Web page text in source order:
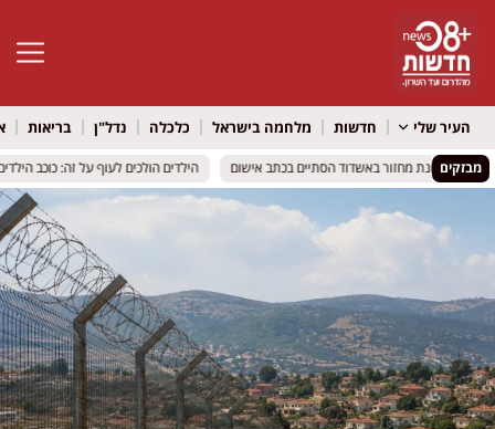
פתח
העיר שלי חדשות מלחמה בישראל כלכלה נדל"ן בריאות
מבזקים
ליד מכונת מחזור באשדוד הסתיים בכתב אישום
ליד מכונת מחזור באשדוד הסתיים בכתב אישום הילדים הולכים לעוף על זה: כוכב
הילדים הולכים לעוף על זה: כוכב